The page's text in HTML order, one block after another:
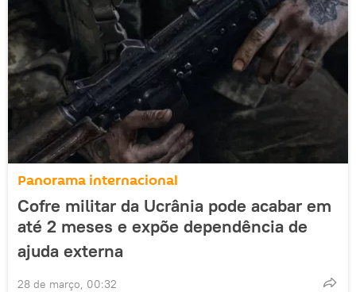
Panorama internacional
Cofre militar da Ucrânia pode acabar em
até 2 meses e expõe dependência de
ajuda externa
28 de março, 00:32